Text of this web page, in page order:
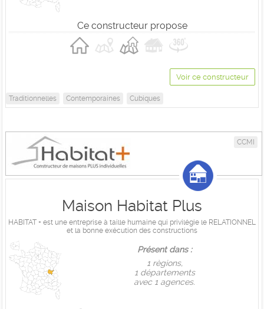
Ce constructeur propose
Voir ce constructeur
Traditionnelles Contemporaines Cubiques
CCMI
Maison Habitat Plus
HABITAT + est une entreprise à taille humaine qui privilégie le RELATIONNEL
et la bonne exécution des constructions
Présent dans :
1 règions,
1 départements
avec 1 agences.